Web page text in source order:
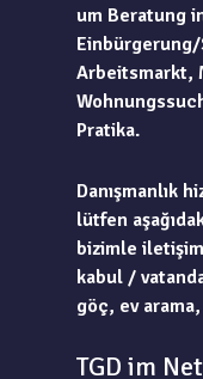
um Beratung
Arbeitsmarkt,
Pratika.
Danışmanlık
lütfen
bizimle
kabul /
göç, ev
TGD im